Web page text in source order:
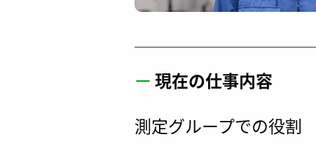
ー 現在の仕事内容
測定グループでの役割